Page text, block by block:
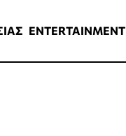
ENTERTAINMENT